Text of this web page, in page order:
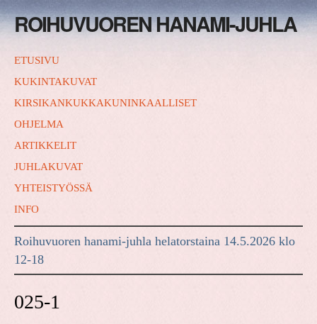
ROIHUVUOREN HANAMI-JUHLA
ETUSIVU
KUKINTAKUVAT
KIRSIKANKUKKAKUNINKAALLISET
OHJELMA
ARTIKKELIT
JUHLAKUVAT
YHTEISTYÖSSÄ
INFO
Roihuvuoren hanami-juhla helatorstaina 14.5.2026 klo
12-18
025-1